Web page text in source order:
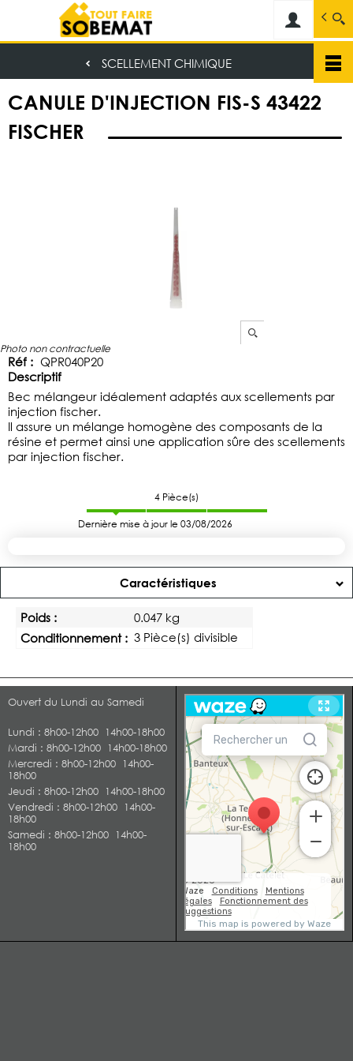
au
contenu
Spécialiste dans la vente de matériaux
SCELLEMENT CHIMIQUE
CANULE D'INJECTION FIS-S 43422
FISCHER
Photo non contractuelle
Réf : QPR040P20
Descriptif
Bec mélangeur idéalement adaptés aux scellements par
injection fischer.
Il assure un mélange homogène des composants de la
résine et permet ainsi une application sûre des scellements
par injection fischer.
4 Pièce(s)
Dernière mise à jour le 03/08/2026
Caractéristiques
Poids :
0.047 kg
Conditionnement : 3 Pièce(s) divisible
Ouvert du Lundi au Samedi
Lundi : 8h00-12h00 14h00-18h00
Mardi : 8h00-12h00 14h00-18h00
Mercredi : 8h00-12h00 14h00-
18h00
Jeudi : 8h00-12h00 14h00-18h00
Vendredi : 8h00-12h00 14h00-
18h00
Samedi : 8h00-12h00 14h00-
18h00